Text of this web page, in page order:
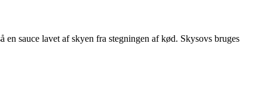
sauce lavet af skyen fra stegningen af kød. Skysovs bruges